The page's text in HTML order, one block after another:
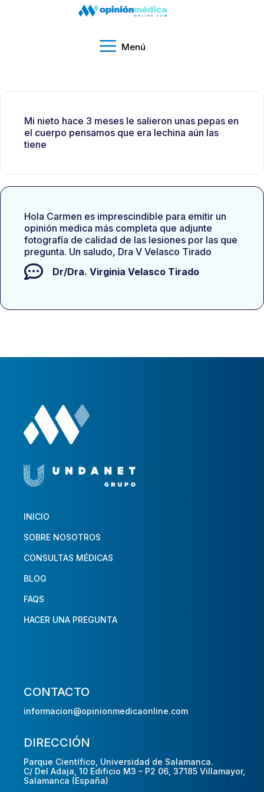
Menú
Mi nieto hace 3 meses le salieron unas pepas en
el cuerpo pensamos que era lechina aún las
tiene
Hola Carmen es imprescindible para emitir un
opinión medica más completa que adjunte
fotografía de calidad de las lesiones por las que
pregunta. Un saludo, Dra V Velasco Tirado
Dr/Dra. Virginia Velasco Tirado
INICIO
SOBRE NOSOTROS
CONSULTAS MÉDICAS
BLOG
FAQS
HACER UNA PREGUNTA
CONTACTO
informacion@opinionmedicaonline.com
DIRECCIÓN
Parque Científico, Universidad de Salamanca.
C/ Del Adaja, 10 Edificio M3 – P2 06, 37185 Villamayor,
Salamanca (España)